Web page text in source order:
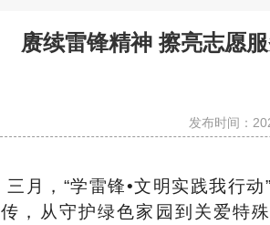
赓续雷锋精神 擦亮志愿
发布时间：
三月， “学雷锋•文明实践我行
，从守护绿色家园到关爱特